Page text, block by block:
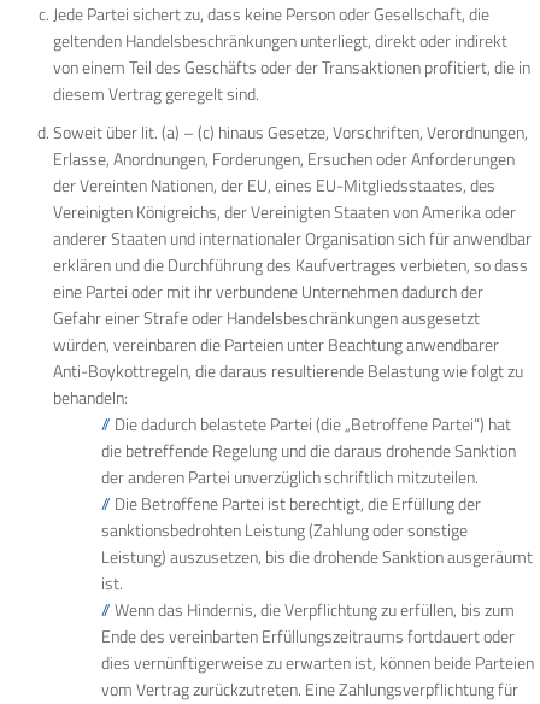
Jede Partei sichert zu, dass keine Person oder Gesellschaft, die
geltenden Handelsbeschränkungen unterliegt, direkt oder indirekt
von einem Teil des Geschäfts oder der Transaktionen profitiert, die in
diesem Vertrag geregelt sind.
Soweit über lit. (a) – (c) hinaus Gesetze, Vorschriften, Verordnungen,
Erlasse, Anordnungen, Forderungen, Ersuchen oder Anforderungen
der Vereinten Nationen, der EU, eines EU-Mitgliedsstaates, des
Vereinigten Königreichs, der Vereinigten Staaten von Amerika oder
anderer Staaten und internationaler Organisation sich für anwendbar
erklären und die Durchführung des Kaufvertrages verbieten, so dass
eine Partei oder mit ihr verbundene Unternehmen dadurch der
Gefahr einer Strafe oder Handelsbeschränkungen ausgesetzt
würden, vereinbaren die Parteien unter Beachtung anwendbarer
Anti-Boykottregeln, die daraus resultierende Belastung wie folgt zu
behandeln:
Die dadurch belastete Partei (die „Betroffene Partei“) hat
die betreffende Regelung und die daraus drohende Sanktion
der anderen Partei unverzüglich schriftlich mitzuteilen.
Die Betroffene Partei ist berechtigt, die Erfüllung der
sanktionsbedrohten Leistung (Zahlung oder sonstige
Leistung) auszusetzen, bis die drohende Sanktion ausgeräumt
ist.
Wenn das Hindernis, die Verpflichtung zu erfüllen, bis zum
Ende des vereinbarten Erfüllungszeitraums fortdauert oder
dies vernünftigerweise zu erwarten ist, können beide Parteien
vom Vertrag zurückzutreten. Eine Zahlungsverpflichtung für